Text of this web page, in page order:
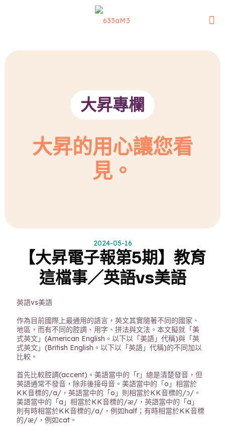
大昇專欄
大昇的用心讓您看
見。
2024-05-16
【大昇電子報第5期】教育
這檔事／英語vs美語
英語vs美語
作為目前國際上最通用的語言，英文其實隨著不同的國家、
地區，而有不同的腔調、用字、拼法與文法。本文擬就「美
式英文」(American English。以下以「美語」代稱)與「英
式英文」(British English。以下以「英語」代稱)的不同加以
比較。
首先比較腔調(accent)。美語當中的「r」總是清楚發音，但
英語通常不發音，除非後接母音。美語當中的「o」相當於
KK音標的/a/，英語當中的「o」則相當於KK音標的/ᴐ/。
美語當中的「a」相當於KK音標的/ᴂ/，英語當中的「a」
則有時相當於KK音標的/a/，例如half；有時相當於KK音標
的/ᴂ/，例如cat。